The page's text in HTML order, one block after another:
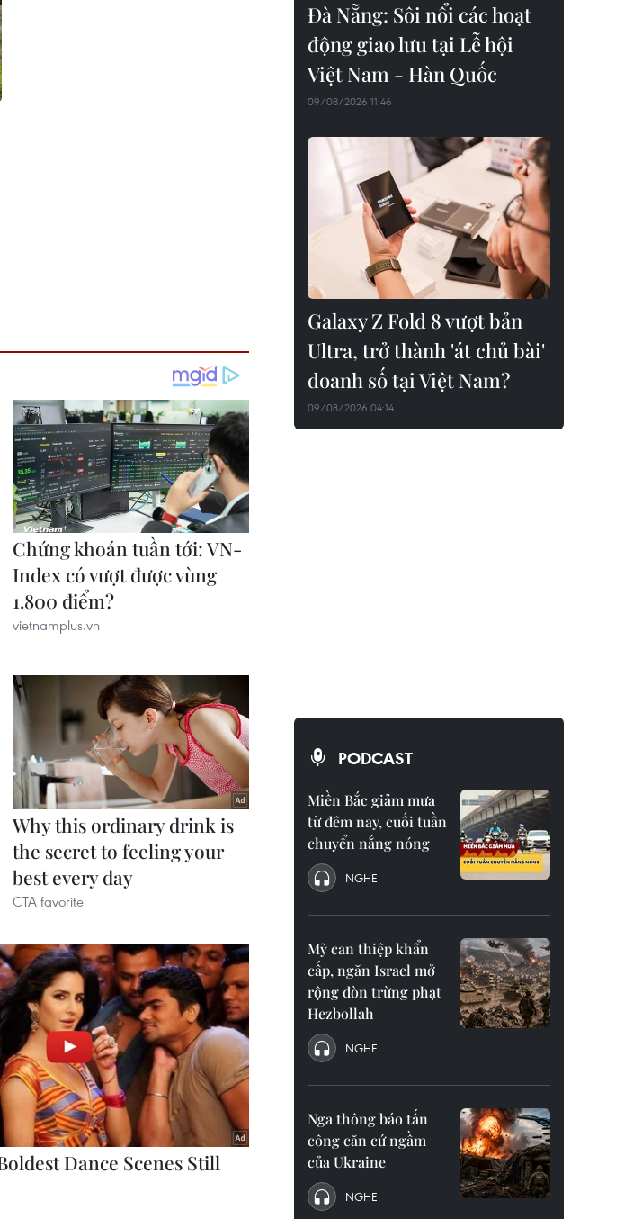
Đà Nẵng: Sôi nổi các hoạt
động giao lưu tại Lễ hội
Việt Nam - Hàn Quốc
09/08/2026 11:46
Galaxy Z Fold 8 vượt bản
Ultra, trở thành 'át chủ bài'
doanh số tại Việt Nam?
09/08/2026 04:14
PODCAST
Miền Bắc giảm mưa
từ đêm nay, cuối tuần
chuyển nắng nóng
NGHE
Mỹ can thiệp khẩn
cấp, ngăn Israel mở
rộng đòn trừng phạt
Hezbollah
NGHE
Nga thông báo tấn
công căn cứ ngầm
của Ukraine
NGHE